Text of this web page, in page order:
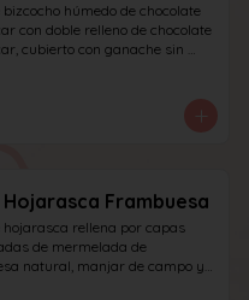
bizcocho húmedo de chocolate
con doble relleno de chocolate
cubierto con ganache sin
Frambuesa
hojarasca rellena por capas
de mermelada de
natural, manjar de campo y